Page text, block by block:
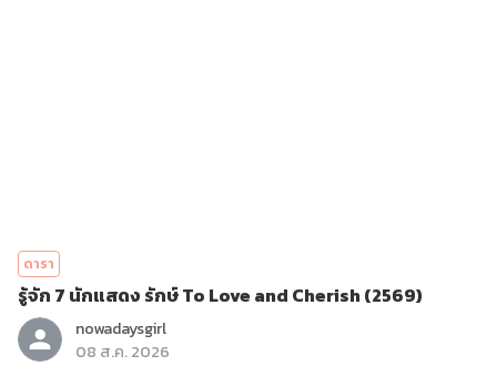
ดารา
รู้จัก 7 นักแสดง รักษ์ To Love and Cherish (2569)
nowadaysgirl
08 ส.ค. 2026